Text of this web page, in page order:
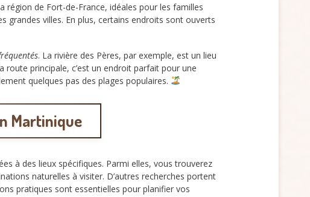
région de Fort-de-France, idéales pour les familles
grandes villes. En plus, certains endroits sont ouverts
. La rivière des Pères, par exemple, est un lieu
principale, c’est un endroit parfait pour une
quelques pas des plages populaires.
Martinique
à des lieux spécifiques. Parmi elles, vous trouverez
naturelles à visiter. D’autres recherches portent
pratiques sont essentielles pour planifier vos